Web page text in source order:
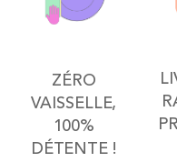
ZÉRO
VAISSELLE,
100%
DÉTENTE !